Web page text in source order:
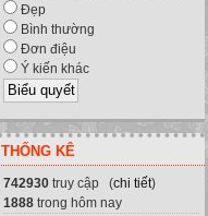
Đẹp
Bình thường
Đơn điệu
Ý kiến khác
THỐNG KÊ
742930 truy cập (chi tiết)
1888 trong hôm nay